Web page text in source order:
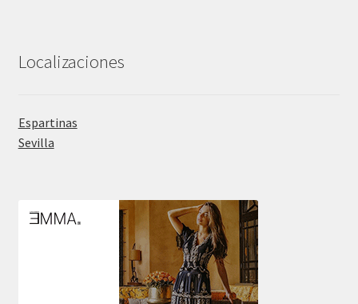
Localizaciones
Espartinas
Sevilla